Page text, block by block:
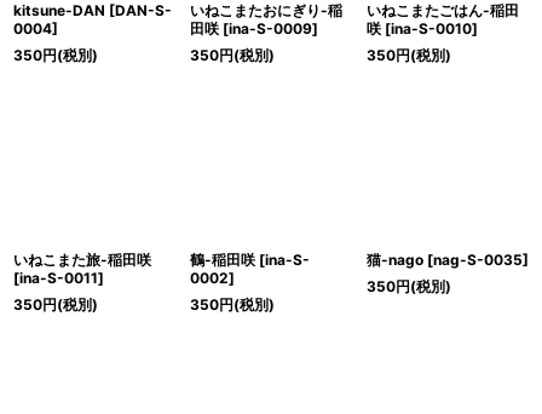
kitsune-DAN [DAN-S-
0004]
350円(税別)
いねこまたおにぎり-稲
田咲 [ina-S-0009]
350円(税別)
いねこまたごはん-稲田
咲 [ina-S-0010]
350円(税別)
いねこまた旅-稲田咲
[ina-S-0011]
350円(税別)
鶴-稲田咲 [ina-S-
0002]
350円(税別)
猫-nago [nag-S-0035]
350円(税別)